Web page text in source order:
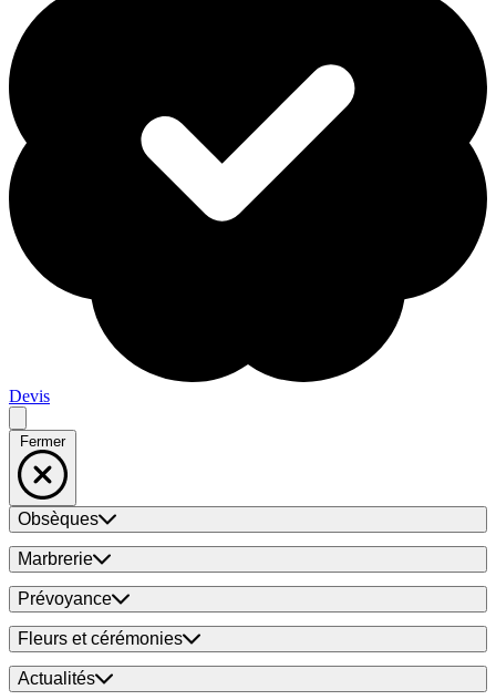
Devis
Fermer
Obsèques
Marbrerie
Prévoyance
Fleurs et cérémonies
Actualités